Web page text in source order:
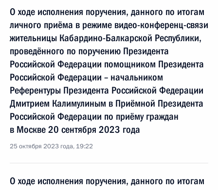
О ходе исполнения поручения, данного по итогам
личного приёма в режиме видео-конференц-связи
жительницы Кабардино-Балкарской Республики,
проведённого по поручению Президента
Российской Федерации помощником Президента
Российской Федерации – начальником
Референтуры Президента Российской Федерации
Дмитрием Калимулиным в Приёмной Президента
Российской Федерации по приёму граждан
в Москве 20 сентября 2023 года
25 октября 2023 года, 19:22
О ходе исполнения поручения, данного по итогам